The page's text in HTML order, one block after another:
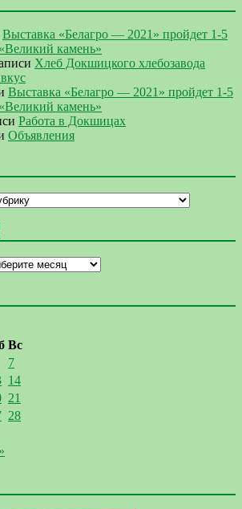
Выставка «Белагро — 2021» пройдет 1-5
камень»
Хлеб Докшицкого хлебозавода
Выставка «Белагро — 2021» пройдет 1-5
камень»
Работа в Докшицах
Объявления
Вс
7
14
21
28